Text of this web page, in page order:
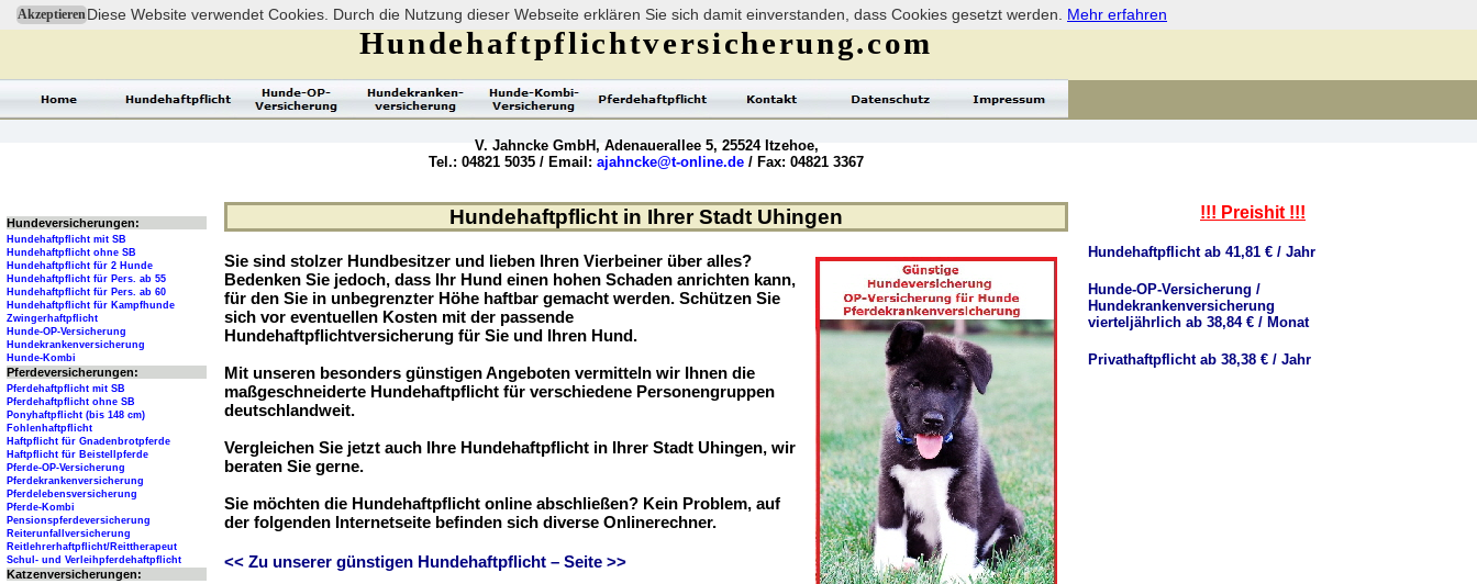
AkzeptierenDiese Website verwendet Cookies. Durch die Nutzung dieser Webseite erklären Sie sich damit einverstanden, dass Cookies gesetzt werden. Mehr erfahren
Hundehaftpflicht in Ihrer Stadt Uhingen
Sie sind stolzer Hundbesitzer und lieben Ihren Vierbeiner über alles?
Bedenken Sie jedoch, dass Ihr Hund einen hohen Schaden anrichten kann,
für den Sie in unbegrenzter Höhe haftbar gemacht werden. Schützen Sie
sich vor eventuellen Kosten mit der passende
Hundehaftpflichtversicherung für Sie und Ihren Hund.
Mit unseren besonders günstigen Angeboten vermitteln wir Ihnen die
maßgeschneiderte Hundehaftpflicht für verschiedene Personengruppen
deutschlandweit.
Vergleichen Sie jetzt auch Ihre Hundehaftpflicht in Ihrer Stadt Uhingen, wir
beraten Sie gerne.
Sie möchten die Hundehaftpflicht online abschließen? Kein Problem, auf
der folgenden Internetseite befinden sich diverse Onlinerechner.
<< Zu unserer günstigen Hundehaftpflicht – Seite >>
Hundehaftpflichtversicherung.com
V. Jahncke GmbH, Adenauerallee 5, 25524 Itzehoe,
Tel.: 04821 5035 / Email: ajahncke@t-online.de / Fax: 04821 3367
!!! Preishit !!!
Hundehaftpflicht ab 41,81 € / Jahr
Hunde-OP-Versicherung /
Hundekrankenversicherung
vierteljährlich ab 38,84 € / Monat
Privathaftpflicht ab 38,38 € / Jahr
Hundeversicherungen:
Hundehaftpflicht mit SB
Hundehaftpflicht ohne SB
Hundehaftpflicht für 2 Hunde
Hundehaftpflicht für Pers. ab 55
Hundehaftpflicht für Pers. ab 60
Hundehaftpflicht für Kampfhunde
Zwingerhaftpflicht
Hunde-OP-Versicherung
Hundekrankenversicherung
Hunde-Kombi
Pferdeversicherungen:
Pferdehaftpflicht mit SB
Pferdehaftpflicht ohne SB
Ponyhaftpflicht (bis 148 cm)
Fohlenhaftpflicht
Haftpflicht für Gnadenbrotpferde
Haftpflicht für Beistellpferde
Pferde-OP-Versicherung
Pferdekrankenversicherung
Pferdelebensversicherung
Pferde-Kombi
Pensionspferdeversicherung
Reiterunfallversicherung
Reitlehrerhaftpflicht/Reittherapeut
Schul- und Verleihpferdehaftpflicht
Katzenversicherungen: